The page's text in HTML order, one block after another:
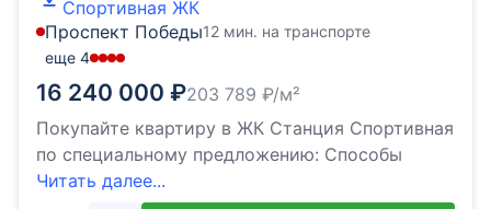
Спортивная ЖК
Проспект Победы12 мин. на транспорте
еще 4
16 240 000 ₽203 789 ₽/м²
Покупайте квартиру в ЖК Станция Спортивная
по специальному предложению: Способы
Читать далее...